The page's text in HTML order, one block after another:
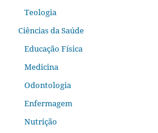
Teologia
Ciências da Saúde
Educação Física
Medicina
Odontologia
Enfermagem
Nutrição